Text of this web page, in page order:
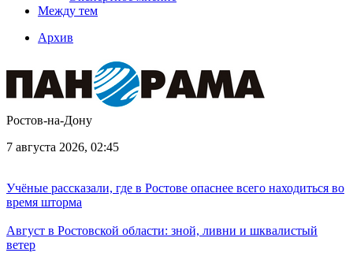
Между тем
Архив
Ростов-на-Дону
7 августа 2026, 02:45
Учёные рассказали, где в Ростове опаснее всего находиться во
время шторма
Август в Ростовской области: зной, ливни и шквалистый
ветер